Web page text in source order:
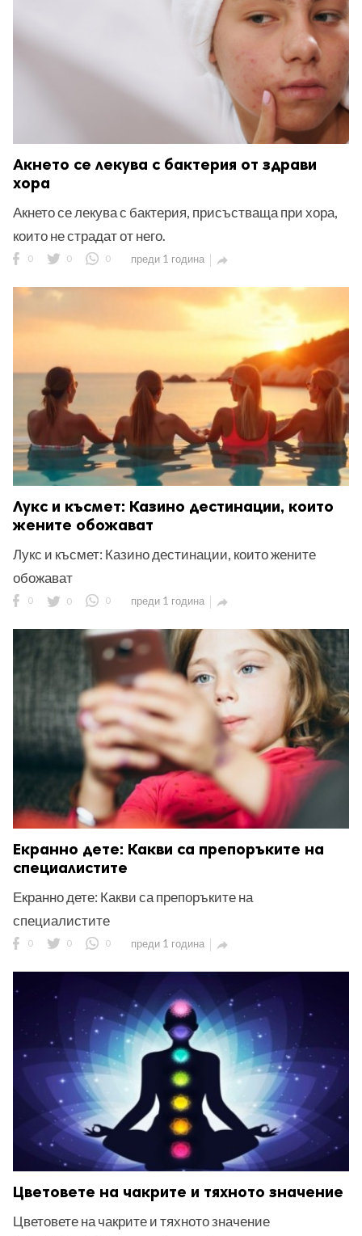
Акнето се лекува с бактерия от здрави
хора
Акнето се лекува с бактерия, присъстваща при хора,
които не страдат от него.
0 0 0 преди 1 година 
Лукс и късмет: Казино дестинации, които
жените обожават
Лукс и късмет: Казино дестинации, които жените
обожават
0 0 0 преди 1 година 
Екранно дете: Какви са препоръките на
специалистите
Екранно дете: Какви са препоръките на
специалистите
0 0 0 преди 1 година 
Цветовете на чакрите и тяхното значение
Цветовете на чакрите и тяхното значение